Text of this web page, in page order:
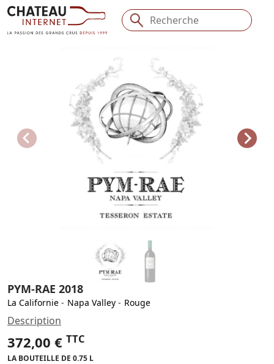
PYM-RAE 2018
La Californie - Napa Valley - Rouge
Description
372,00 € TTC
LA BOUTEILLE DE 0.75 L